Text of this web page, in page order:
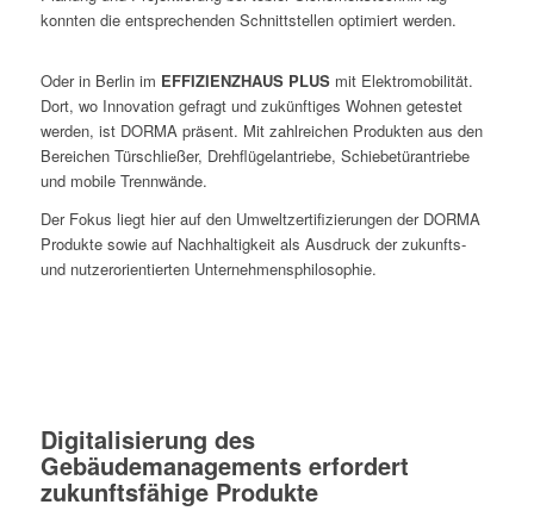
konnten die entsprechenden Schnittstellen optimiert werden.
Oder in Berlin im EFFIZIENZHAUS PLUSmit Elektromobilität.
Dort, wo Innovation gefragt und zukünftiges Wohnen getestet
werden, ist DORMA präsent. Mit zahlreichen Produkten aus den
Bereichen Türschließer, Drehflügelantriebe, Schiebetürantriebe
und mobile Trennwände.
Der Fokus liegt hier auf den Umweltzertifizierungen der DORMA
Produkte sowie auf Nachhaltigkeit als Ausdruck der zukunfts-
und nutzerorientierten Unternehmensphilosophie.
Digitalisierung des
Gebäudemanagements erfordert
zukunftsfähige Produkte